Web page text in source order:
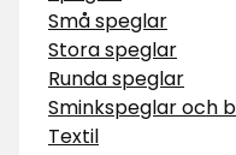
Små speglar
Stora speglar
Runda speglar
Sminkspeglar och
Textil